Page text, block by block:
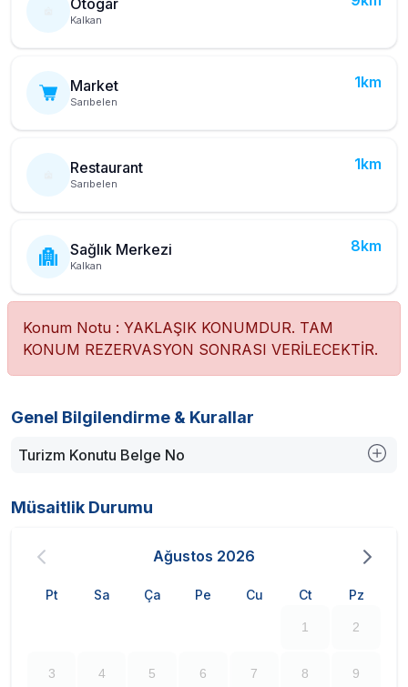
Otogar
Kalkan
Market
Sarıbelen
1km
Restaurant
Sarıbelen
1km
Sağlık Merkezi
Kalkan
8km
Konum Notu : YAKLAŞIK KONUMDUR. TAM
KONUM REZERVASYON SONRASI VERİLECEKTİR.
Genel Bilgilendirme & Kurallar
Turizm Konutu Belge No
Müsaitlik Durumu
Ağustos 2026
Pt Sa Ça Pe Cu Ct Pz
1 2
3 4 5 6 7 8 9